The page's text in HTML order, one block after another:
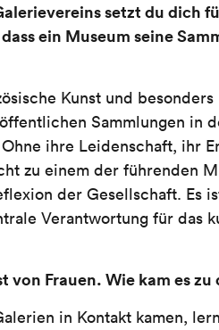
setzt du dich
ein Museum seine
Kunst und
Sammlungen in
ihre Leidenschaft, ihr
zu einem der führenden
der Gesellschaft. Es
Verantwortung für das
Frauen. Wie kam es zu
in Kontakt kamen,